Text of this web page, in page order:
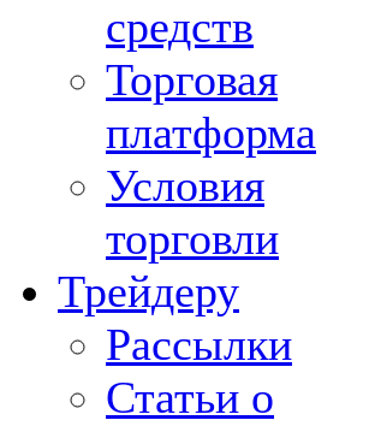
средств
Торговая
платформа
Условия
торговли
Трейдеру
Рассылки
Статьи о